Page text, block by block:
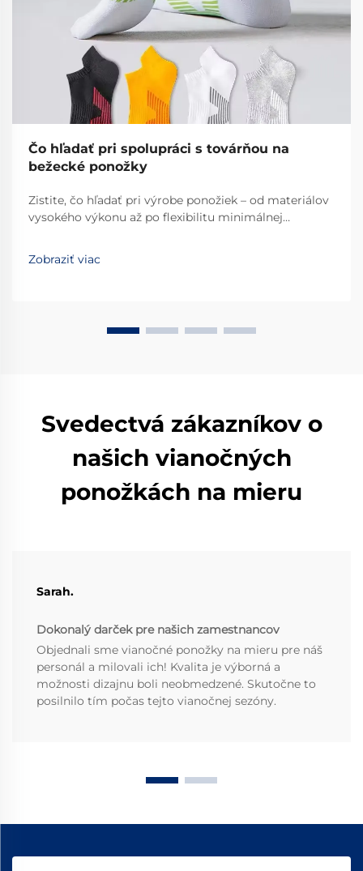
Čo hľadať pri spolupráci s továrňou na
bežecké ponožky
Zistite, čo hľadať pri výrobe ponožiek – od materiálov
vysokého výkonu až po flexibilitu minimálnej
škálovateľnosť a dodržiavanie noriem. Požiadajte dnes
o kontrolný zoznam auditu továrne.
Zobraziť viac
Svedectvá zákazníkov o
našich vianočných
ponožkách na mieru
Sarah.
Dokonalý darček pre našich zamestnancov
Objednali sme vianočné ponožky na mieru pre náš
personál a milovali ich! Kvalita je výborná a
možnosti dizajnu boli neobmedzené. Skutočne to
posilnilo tím počas tejto vianočnej sezóny.